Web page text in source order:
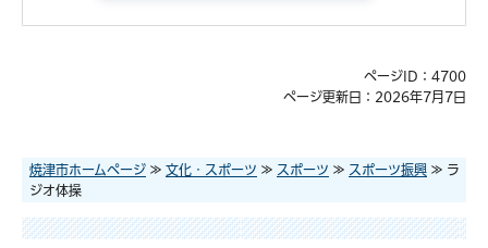
ページID：4700
ページ更新日：2026年7月7日
焼津市ホームページ ≫ 文化・スポーツ ≫ スポーツ ≫ スポーツ振興 ≫ ラ
ジオ体操